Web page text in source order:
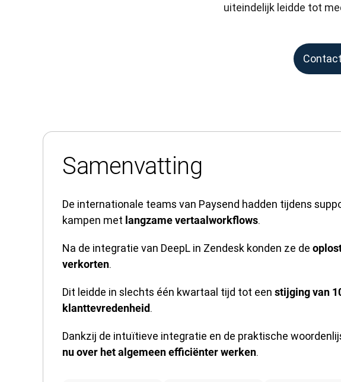
uiteindelijk leidde tot
Samenvatting
De internationale teams van Paysend hadden tijdens
kampen met langzame vertaalworkflows.
Na de integratie van DeepL in Zendesk konden ze de
verkorten.
Dit leidde in slechts één kwartaal tijd tot een stijging van
klanttevredenheid.
Dankzij de intuïtieve integratie en de praktische
nu over het algemeen efficiënter werken.